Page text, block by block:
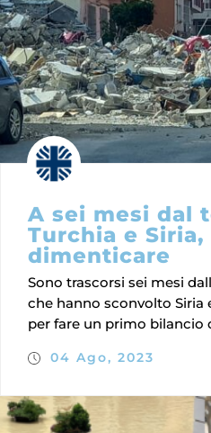
A sei mesi dal
Turchia e Siria,
dimenticare
Sono trascorsi sei mesi
che hanno sconvolto Siria
per fare un primo bilancio
04 Ago, 2023